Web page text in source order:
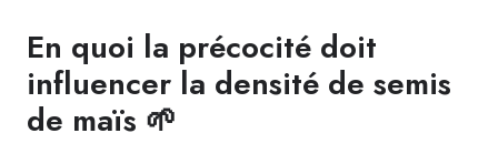
En quoi la précocité doit
influencer la densité de semis
de maïs 🌱